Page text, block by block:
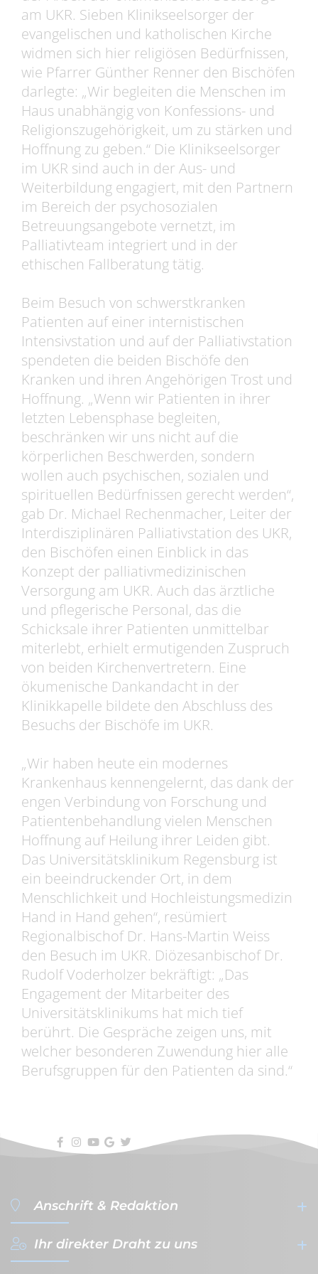
am UKR. Sieben Klinikseelsorger der
evangelischen und katholischen Kirche
widmen sich hier religiösen Bedürfnissen,
wie Pfarrer Günther Renner den Bischöfen
darlegte: „Wir begleiten die Menschen im
Haus unabhängig von Konfessions- und
Religionszugehörigkeit, um zu stärken und
Hoffnung zu geben.“ Die Klinikseelsorger
im UKR sind auch in der Aus- und
Weiterbildung engagiert, mit den Partnern
im Bereich der psychosozialen
Betreuungsangebote vernetzt, im
Palliativteam integriert und in der
ethischen Fallberatung tätig.
Beim Besuch von schwerstkranken
Patienten auf einer internistischen
Intensivstation und auf der Palliativstation
spendeten die beiden Bischöfe den
Kranken und ihren Angehörigen Trost und
Hoffnung. „Wenn wir Patienten in ihrer
letzten Lebensphase begleiten,
beschränken wir uns nicht auf die
körperlichen Beschwerden, sondern
wollen auch psychischen, sozialen und
spirituellen Bedürfnissen gerecht werden“,
gab Dr. Michael Rechenmacher, Leiter der
Interdisziplinären Palliativstation des UKR,
den Bischöfen einen Einblick in das
Konzept der palliativmedizinischen
Versorgung am UKR. Auch das ärztliche
und pflegerische Personal, das die
Schicksale ihrer Patienten unmittelbar
miterlebt, erhielt ermutigenden Zuspruch
von beiden Kirchenvertretern. Eine
ökumenische Dankandacht in der
Klinikkapelle bildete den Abschluss des
Besuchs der Bischöfe im UKR.
„Wir haben heute ein modernes
Krankenhaus kennengelernt, das dank der
engen Verbindung von Forschung und
Patientenbehandlung vielen Menschen
Hoffnung auf Heilung ihrer Leiden gibt.
Das Universitätsklinikum Regensburg ist
ein beeindruckender Ort, in dem
Menschlichkeit und Hochleistungsmedizin
Hand in Hand gehen“, resümiert
Regionalbischof Dr. Hans-Martin Weiss
den Besuch im UKR. Diözesanbischof Dr.
Rudolf Voderholzer bekräftigt: „Das
Engagement der Mitarbeiter des
Universitätsklinikums hat mich tief
berührt. Die Gespräche zeigen uns, mit
welcher besonderen Zuwendung hier alle
Berufsgruppen für den Patienten da sind.“
Anschrift & Redaktion
filterVERLAG GmbH & Co. KG
Ihr direkter Draht zu uns